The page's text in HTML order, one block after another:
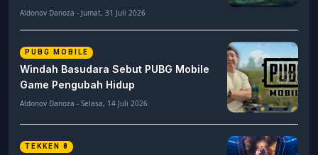
Aldonov Danoza - Jumat, 31 Juli 2026
PUBG MOBILE
Windah Basudara Sebut PUBG Mobile
Game Pengubah Hidup
Aldonov Danoza - Selasa, 14 Juli 2026
TEKKEN 8